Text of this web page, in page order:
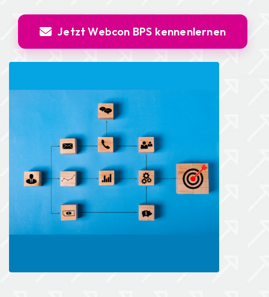
Jetzt Webcon BPS kennenlernen